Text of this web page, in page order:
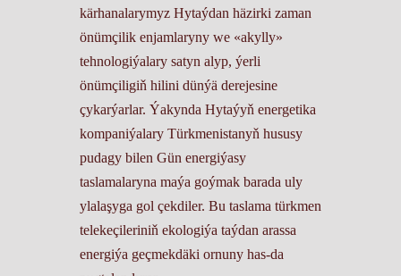
kärhanalarymyz Hytaýdan häzirki zaman
önümçilik enjamlaryny we «akylly»
tehnologiýalary satyn alyp, ýerli
önümçiligiň hilini dünýä derejesine
çykarýarlar. Ýakynda Hytaýyň energetika
kompaniýalary Türkmenistanyň hususy
pudagy bilen Gün energiýasy
taslamalaryna maýa goýmak barada uly
ylalaşyga gol çekdiler. Bu taslama türkmen
telekeçileriniň ekologiýa taýdan arassa
energiýa geçmekdäki ornuny has-da